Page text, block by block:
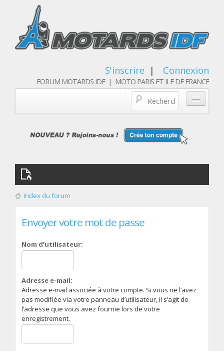
S'inscrire | Connexion
FORUM MOTARDS IDF | MOTO PARIS ET ILE DE FRANCE
Qui sommes nous
Les membres
Index du forum
Envoyer votre mot de passe
Nom d’utilisateur:
Adresse e-mail:
Adresse e-mail associée à votre compte. Si vous ne l’avez
pas modifiée via votre panneau d’utilisateur, il s’agit de
l’adresse que vous avez fournie lors de votre
enregistrement.